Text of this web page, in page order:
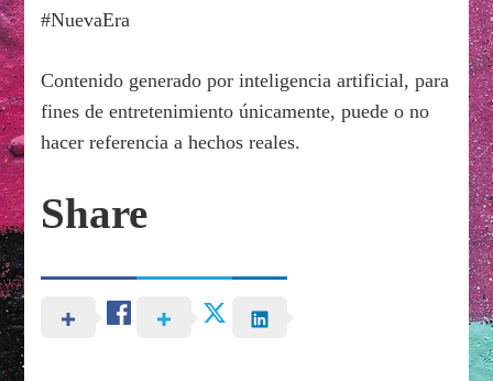
#NuevaEra
Contenido generado por inteligencia artificial, para
fines de entretenimiento únicamente, puede o no
hacer referencia a hechos reales.
Share